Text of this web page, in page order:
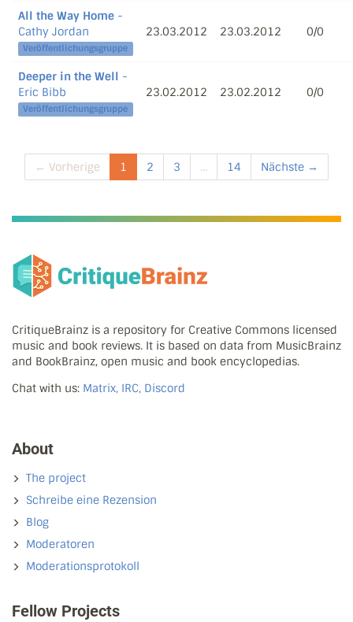
All the Way Home -
Cathy Jordan
Veröffentlichungsgruppe
23.03.2012 23.03.2012 0/0
Deeper in the Well -
Eric Bibb
Veröffentlichungsgruppe
23.02.2012 23.02.2012 0/0
← Vorherige 1 2 3 ... 14 Nächste →
CritiqueBrainz is a repository for Creative Commons licensed
music and book reviews. It is based on data from MusicBrainz
and BookBrainz, open music and book encyclopedias.
Chat with us: Matrix, IRC, Discord
About
The project
Schreibe eine Rezension
Blog
Moderatoren
Moderationsprotokoll
Fellow Projects